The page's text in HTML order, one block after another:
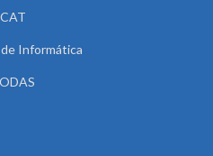
CAT
Informática